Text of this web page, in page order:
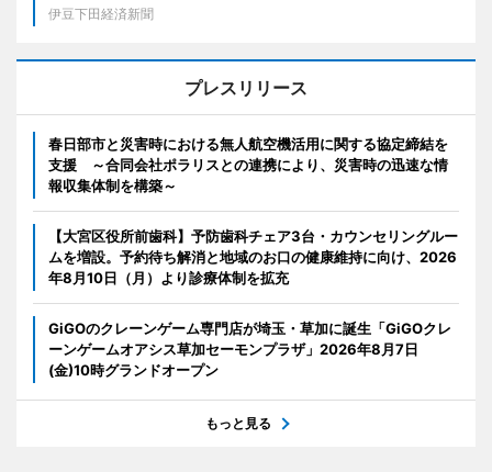
伊豆下田経済新聞
プレスリリース
春日部市と災害時における無人航空機活用に関する協定締結を
支援 ～合同会社ポラリスとの連携により、災害時の迅速な情
報収集体制を構築～
【大宮区役所前歯科】予防歯科チェア3台・カウンセリングルー
ムを増設。予約待ち解消と地域のお口の健康維持に向け、2026
年8月10日（月）より診療体制を拡充
GiGOのクレーンゲーム専門店が埼玉・草加に誕生「GiGOクレ
ーンゲームオアシス草加セーモンプラザ」2026年8月7日
(金)10時グランドオープン
もっと見る